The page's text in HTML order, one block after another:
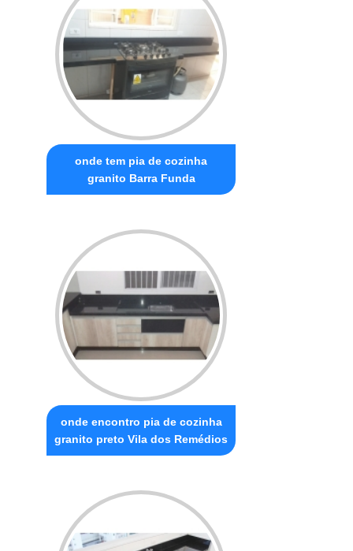
onde tem pia de cozinha
granito Barra Funda
onde encontro pia de cozinha
granito preto Vila dos Remédios